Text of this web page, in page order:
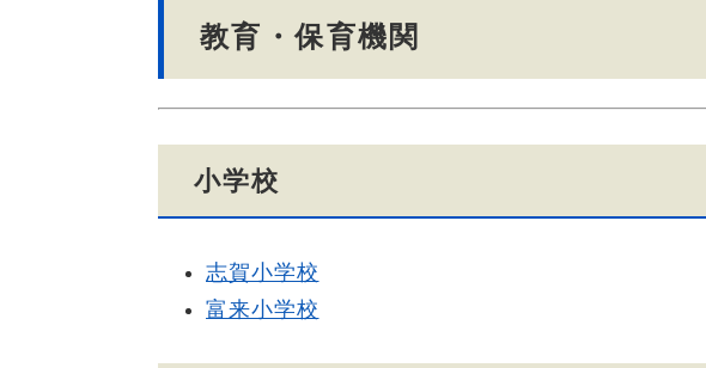
教育・保育機関
小学校
志賀小学校
富来小学校